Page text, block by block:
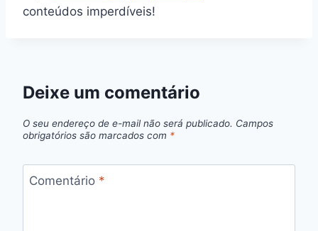
conteúdos imperdíveis!
Deixe um comentário
O seu endereço de e-mail não será publicado. Campos
obrigatórios são marcados com *
Comentário *